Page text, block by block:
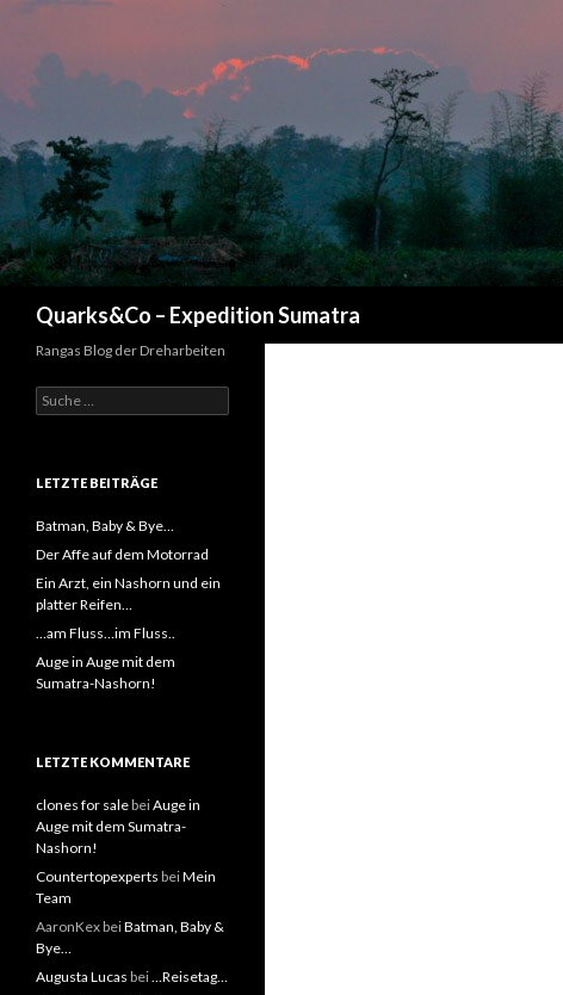
Quarks&Co – Expedition Sumatra
Rangas Blog der Dreharbeiten
Suche nach:
LETZTE BEITRÄGE
Batman, Baby & Bye…
Der Affe auf dem Motorrad
Ein Arzt, ein Nashorn und ein
platter Reifen…
…am Fluss…im Fluss..
Auge in Auge mit dem
Sumatra-Nashorn!
LETZTE KOMMENTARE
clones for salebeiAuge in
Auge mit dem Sumatra-
Nashorn!
Countertopexperts beiMein
Team
AaronKex beiBatman, Baby &
Bye…
Augusta Lucas bei…Reisetag…